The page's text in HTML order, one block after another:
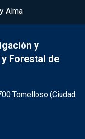
Alma
y
Forestal de
Tomelloso (Ciudad